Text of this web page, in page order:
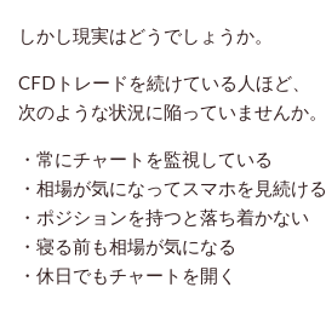
しかし現実はどうでしょうか。
CFDトレードを続けている人ほど、
次のような状況に陥っていませんか。
・常にチャートを監視している
・相場が気になってスマホを見続ける
・ポジションを持つと落ち着かない
・寝る前も相場が気になる
・休日でもチャートを開く